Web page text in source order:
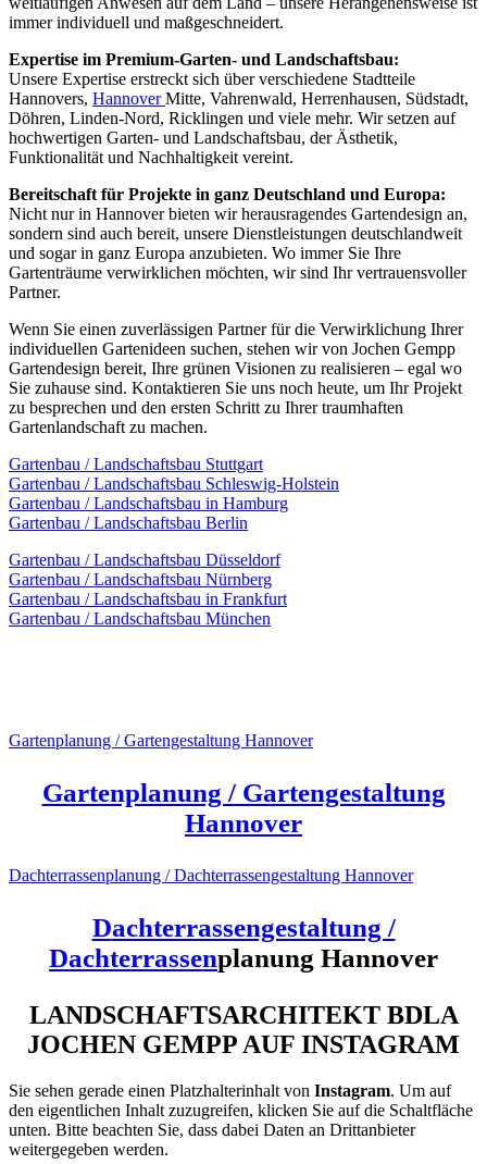
immer individuell und maßgeschneidert.
Expertise im Premium-Garten- und Landschaftsbau:
Unsere Expertise erstreckt sich über verschiedene Stadtteile
Hannovers, HannoverMitte, Vahrenwald, Herrenhausen, Südstadt,
Döhren, Linden-Nord, Ricklingen und viele mehr. Wir setzen auf
hochwertigen Garten- und Landschaftsbau, der Ästhetik,
Funktionalität und Nachhaltigkeit vereint.
Bereitschaft für Projekte in ganz Deutschland und Europa:
Nicht nur in Hannover bieten wir herausragendes Gartendesign an,
sondern sind auch bereit, unsere Dienstleistungen deutschlandweit
und sogar in ganz Europa anzubieten. Wo immer Sie Ihre
Gartenträume verwirklichen möchten, wir sind Ihr vertrauensvoller
Partner.
Wenn Sie einen zuverlässigen Partner für die Verwirklichung Ihrer
individuellen Gartenideen suchen, stehen wir von Jochen Gempp
Gartendesign bereit, Ihre grünen Visionen zu realisieren – egal wo
Sie zuhause sind. Kontaktieren Sie uns noch heute, um Ihr Projekt
zu besprechen und den ersten Schritt zu Ihrer traumhaften
Gartenlandschaft zu machen.
Gartenbau / Landschaftsbau Stuttgart
Gartenbau / Landschaftsbau Schleswig-Holstein
Gartenbau / Landschaftsbau in Hamburg
Gartenbau / Landschaftsbau Berlin
Gartenbau / Landschaftsbau Düsseldorf
Gartenbau / Landschaftsbau Nürnberg
Gartenbau / Landschaftsbau in Frankfurt
Gartenbau / Landschaftsbau München
Gartenplanung / Gartengestaltung Hannover
Gartenplanung / Gartengestaltung
Hannover
Dachterrassenplanung / Dachterrassengestaltung Hannover
Dachterrassengestaltung /
Dachterrassenplanung Hannover
LANDSCHAFTSARCHITEKT BDLA
JOCHEN GEMPP AUF INSTAGRAM
Sie sehen gerade einen Platzhalterinhalt von Instagram. Um auf
den eigentlichen Inhalt zuzugreifen, klicken Sie auf die Schaltfläche
unten. Bitte beachten Sie, dass dabei Daten an Drittanbieter
weitergegeben werden.